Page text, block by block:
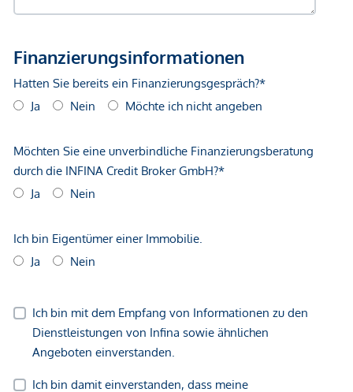
Diese Objekte werden Ihnen unverbindlich und freibleibend
allgemeinen Geschäftsbedingungen und die Verordnung für
Immobilienmakler des BM für Handel, Gewerbe und
Industrie, BGBL. 297/1996. Für den Fall, dass es
diesbezüglich zu einem entsprechenden Rechtsgeschäft
von 3 Prozent der Kaufsumme zuzüglich der gesetzlichen
Mehrwertsteuer. Wir möchten noch darauf hinweisen, dass
wir in einem wirtschaftlichen Naheverhältnis zur Verkäuferin
*Der Vertrag kommt nicht mit der INFINA Credit Broker
Vertragsabschluss resultierende Rechte sind ausschließlich
gegenüber dem anbietenden Immobilienunternehmen
geltend zu machen. Wir weisen Sie darauf hin, dass die
gemachten Angaben und Informationen lediglich